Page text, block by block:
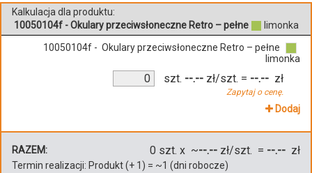
Kalkulacja dla produktu:
10050104f - Okulary przeciwsłoneczne Retro – pełne
limonka
10050104f - Okulary przeciwsłoneczne Retro – pełne
limonka
szt. --.-- zł/szt.
Zapytaj o cenę.
= --.-- zł
Dodaj
RAZEM: 0 szt. x ~--.-- zł/szt. = --.-- zł
Termin realizacji: Produkt(+ 1 ) = ~1 (dni robocze)